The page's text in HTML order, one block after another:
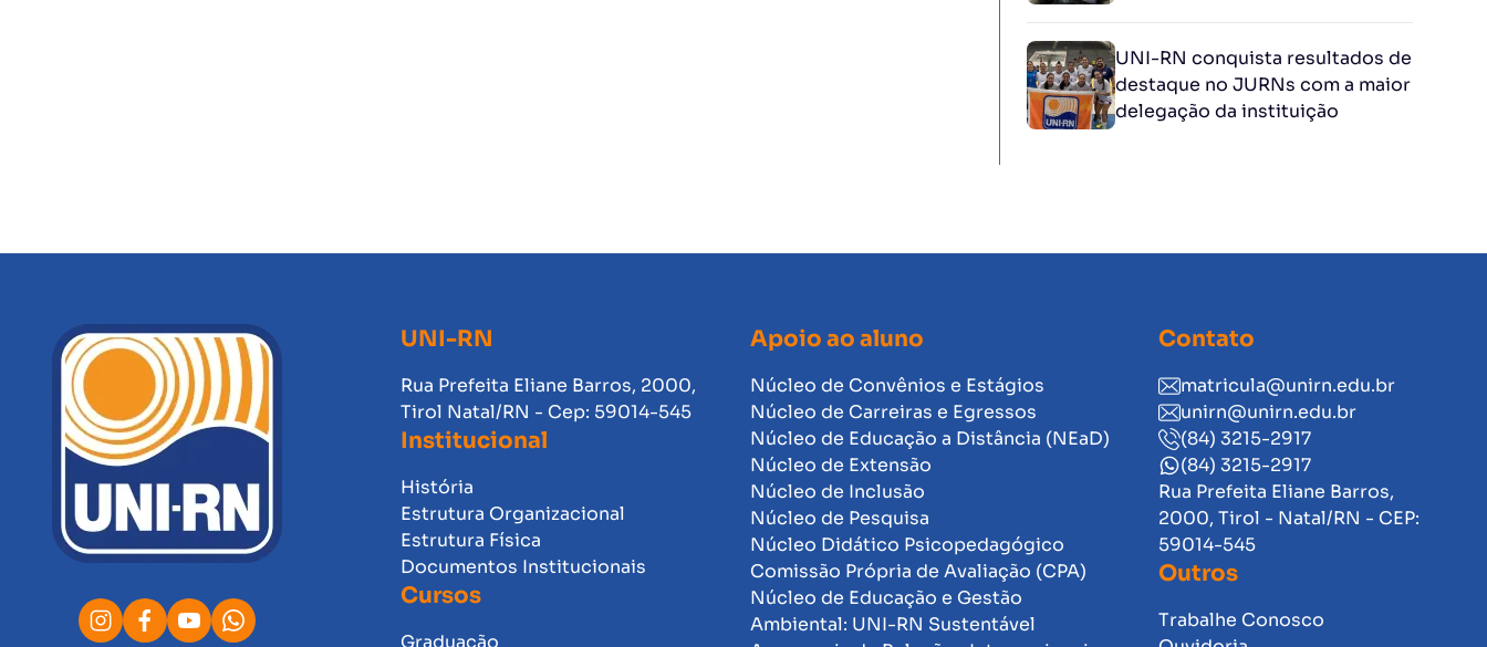
UNI-RN conquista resultados de
destaque no JURNs com a maior
delegação da instituição
UNI-RN
Rua Prefeita Eliane Barros, 2000,
Tirol Natal/RN - Cep: 59014-545
Institucional
História
Estrutura Organizacional
Estrutura Física
Documentos Institucionais
Cursos
Graduação
Apoio ao aluno
Núcleo de Convênios e Estágios
Núcleo de Carreiras e Egressos
Núcleo de Educação a Distância (NEaD)
Núcleo de Extensão
Núcleo de Inclusão
Núcleo de Pesquisa
Núcleo Didático Psicopedagógico
Comissão Própria de Avaliação (CPA)
Núcleo de Educação e Gestão
Ambiental: UNI-RN Sustentável
Contato
matricula@unirn.edu.br
unirn@unirn.edu.br
(84) 3215-2917
(84) 3215-2917
Rua Prefeita Eliane Barros,
2000, Tirol - Natal/RN - CEP:
59014-545
Outros
Trabalhe Conosco